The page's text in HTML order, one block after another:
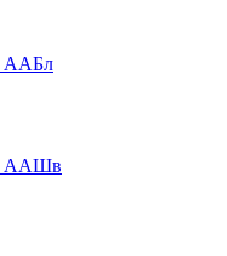
ААБл
ААШв